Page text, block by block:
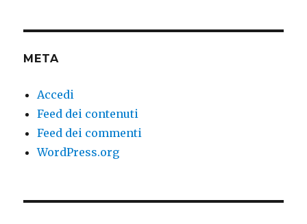
META
Accedi
Feed dei contenuti
Feed dei commenti
WordPress.org